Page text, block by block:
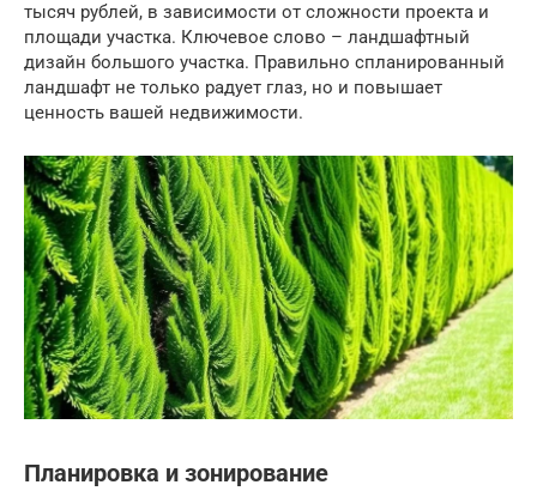
тысяч рублей, в зависимости от сложности проекта и
площади участка. Ключевое слово – ландшафтный
дизайн большого участка. Правильно спланированный
ландшафт не только радует глаз, но и повышает
ценность вашей недвижимости.
Планировка и зонирование